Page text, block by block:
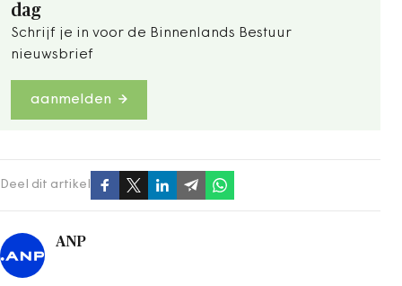
dag
Schrijf je in voor de Binnenlands Bestuur
nieuwsbrief
aanmelden
Deel dit artikel
ANP